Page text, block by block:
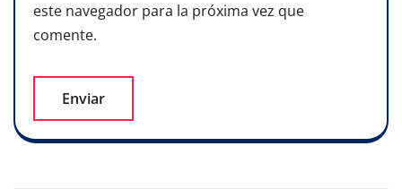
este navegador para la próxima vez que
comente.